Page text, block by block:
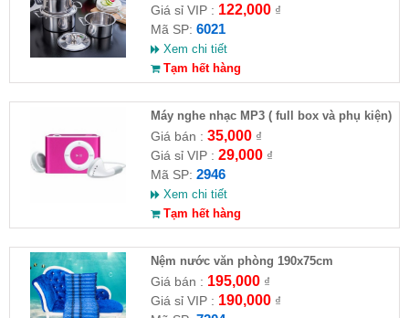
Giá sỉ VIP : 122,000₫
Mã SP: 6021
Xem chi tiết
Tạm hết hàng
Máy nghe nhạc MP3 ( full box và phụ kiện)
Giá bán : 35,000₫
Giá sỉ VIP : 29,000₫
Mã SP: 2946
Xem chi tiết
Tạm hết hàng
Nệm nước văn phòng 190x75cm
Giá bán : 195,000₫
Giá sỉ VIP : 190,000₫